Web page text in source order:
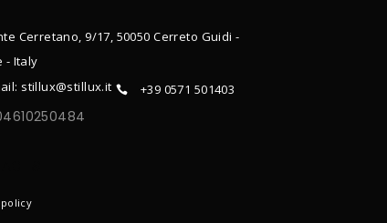
Cerretano, 9/17, 50050 Cerreto Guidi -
- Italy
stillux@stillux.it
+39 0571 501403